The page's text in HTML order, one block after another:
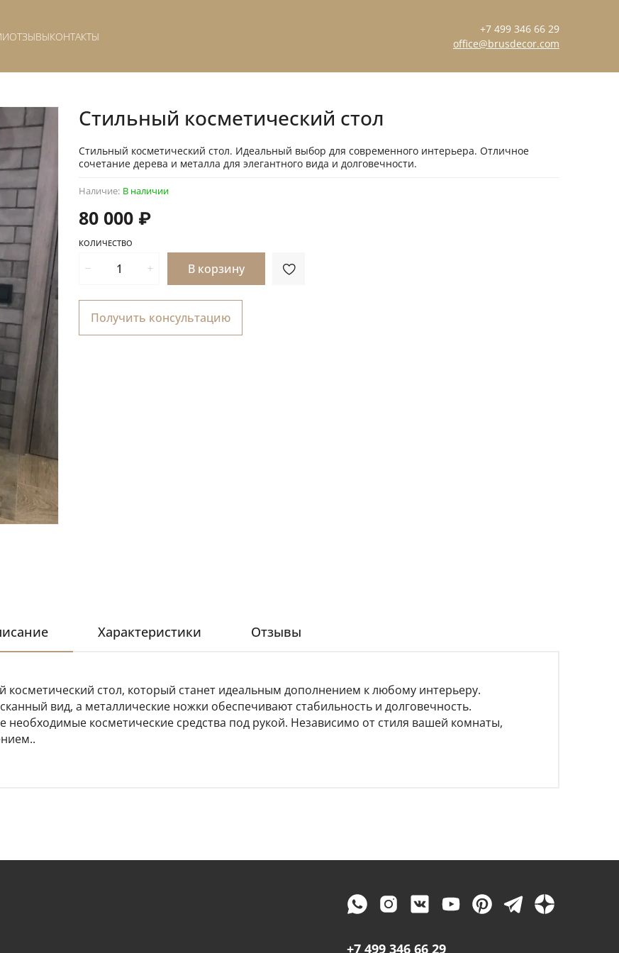
ОТЗЫВЫКОНТАКТЫ
+7 499 346 66 29
office@brusdecor.com
Наличие: В наличии
Стильный косметический стол
80 000 ₽
КОЛИЧЕСТВО
В корзину
Получить консультацию
Стильный косметический стол. Идеальный выбор для современного интерьера. Отличное
сочетание дерева и металла для элегантного вида и долговечности.
Характеристики Отзывы
стол, который станет идеальным дополнением к любому интерьеру.
вид, а металлические ножки обеспечивают стабильность и долговечность.
необходимые косметические средства под рукой. Независимо от стиля вашей комнаты,
+7 499 346 66 29